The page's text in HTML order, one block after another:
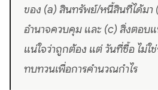
ของ (a) สินทรัพย์/หนี้สินที่ได้มา
อำนาจควบคุม และ (c) สิ่งตอบแ
แน่ใจว่าถูกต้อง แต่ วันที่ซื้อ ไม่ใ
ทบทวนเพื่อการคำนวณกำไร